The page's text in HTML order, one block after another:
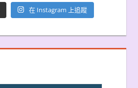
在 Instagram 上追蹤